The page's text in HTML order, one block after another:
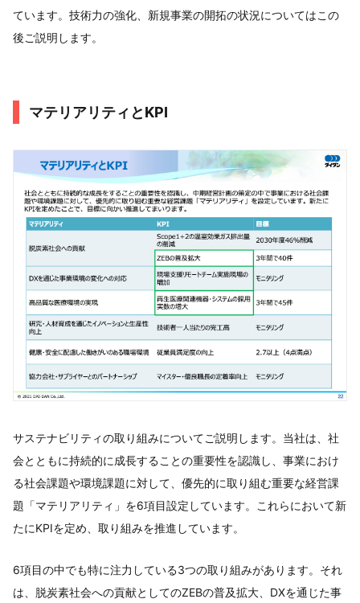
ています。技術力の強化、新規事業の開拓の状況についてはこの
後ご説明します。
マテリアリティとKPI
サステナビリティの取り組みについてご説明します。当社は、社
会とともに持続的に成長することの重要性を認識し、事業におけ
る社会課題や環境課題に対して、優先的に取り組む重要な経営課
題「マテリアリティ」を6項目設定しています。これらにおいて新
たにKPIを定め、取り組みを推進しています。
6項目の中でも特に注力している3つの取り組みがあります。それ
は、脱炭素社会への貢献としてのZEBの普及拡大、DXを通じた事